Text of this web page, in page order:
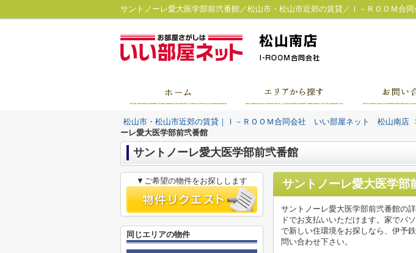
松山市・松山市近郊の賃貸｜Ｉ－ＲＯＯＭ合同会社 いい部屋ネット 松山南店
ーレ愛大医学部前弐番館
サントノーレ愛大医学部前弐番館
サントノーレ愛大医学部
サントノーレ愛大医学部前弐番館の
ドでお支払いいただけます。家でパ
で新しい住環境をお探しなら、伊予
問い合わせ下さい。
▼ご希望の物件をお探しします
同じエリアの物件